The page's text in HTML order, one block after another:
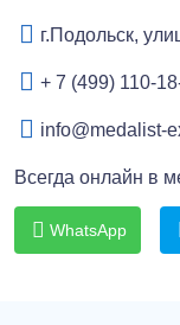
г.Подольск,
+ 7 (499) 110-
info@medalist-
Всегда онлайн в
WhatsApp